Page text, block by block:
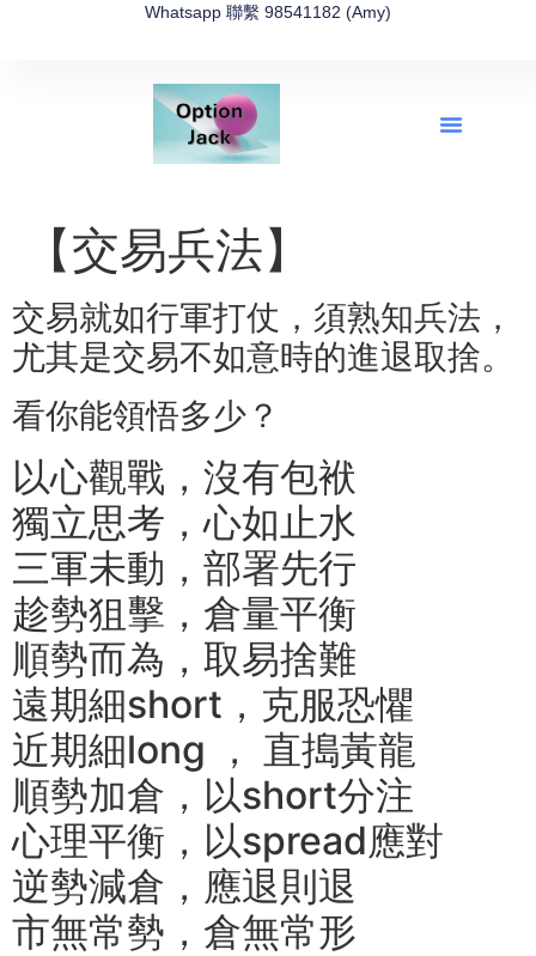
Whatsapp 聯繫 98541182 (Amy)
【交易兵法】
交易就如行軍打仗，須熟知兵法，
尤其是交易不如意時的進退取捨。
看你能領悟多少？
以心觀戰，沒有包袱
獨立思考，心如止水
三軍未動，部署先行
趁勢狙擊，倉量平衡
順勢而為，取易捨難
遠期細short，克服恐懼
近期細long ， 直搗黃龍
順勢加倉，以short分注
心理平衡，以spread應對
逆勢減倉，應退則退
市無常勢，倉無常形